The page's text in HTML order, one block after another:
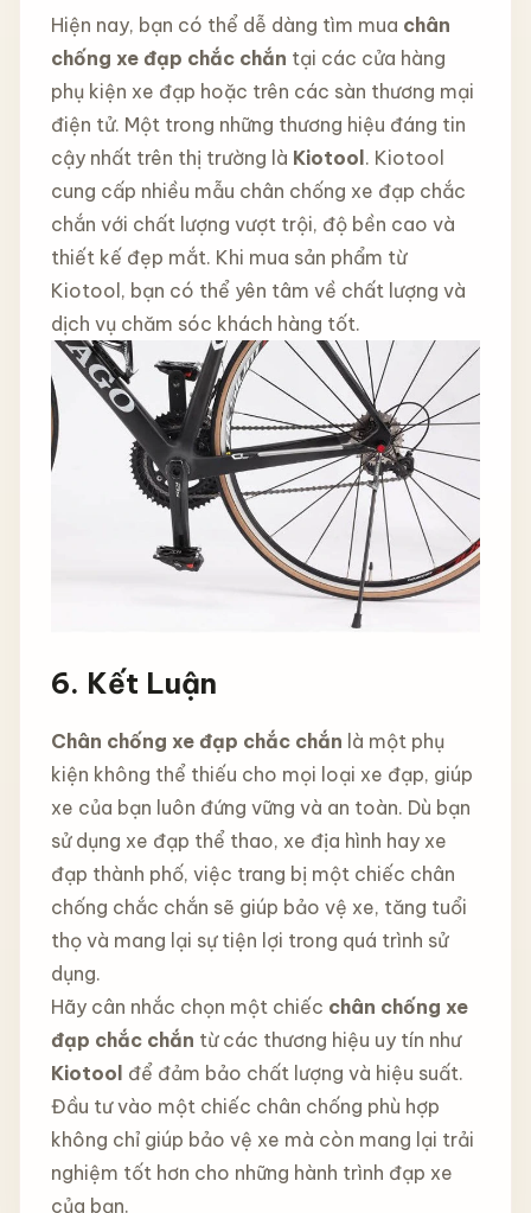
Hiện nay, bạn có thể dễ dàng tìm mua chân
chống xe đạp chắc chắn tại các cửa hàng
phụ kiện xe đạp hoặc trên các sàn thương mại
điện tử. Một trong những thương hiệu đáng tin
cậy nhất trên thị trường là Kiotool. Kiotool
cung cấp nhiều mẫu chân chống xe đạp chắc
chắn với chất lượng vượt trội, độ bền cao và
thiết kế đẹp mắt. Khi mua sản phẩm từ
Kiotool, bạn có thể yên tâm về chất lượng và
dịch vụ chăm sóc khách hàng tốt.
6. Kết Luận
Chân chống xe đạp chắc chắn là một phụ
kiện không thể thiếu cho mọi loại xe đạp, giúp
xe của bạn luôn đứng vững và an toàn. Dù bạn
sử dụng xe đạp thể thao, xe địa hình hay xe
đạp thành phố, việc trang bị một chiếc chân
chống chắc chắn sẽ giúp bảo vệ xe, tăng tuổi
thọ và mang lại sự tiện lợi trong quá trình sử
dụng.
Hãy cân nhắc chọn một chiếc chân chống xe
đạp chắc chắn từ các thương hiệu uy tín như
Kiotool để đảm bảo chất lượng và hiệu suất.
Đầu tư vào một chiếc chân chống phù hợp
không chỉ giúp bảo vệ xe mà còn mang lại trải
nghiệm tốt hơn cho những hành trình đạp xe
của bạn.